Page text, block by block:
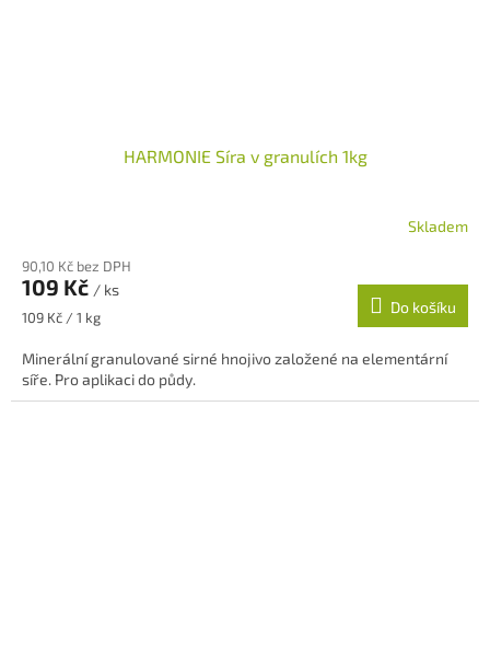
HARMONIE Síra v granulích 1kg
Skladem
90,10 Kč bez DPH
109 Kč / ks
Měrná
109 Kč / 1 kg
Do košíku
Minerální granulované sirné hnojivo založené na elementární
síře. Pro aplikaci do půdy.